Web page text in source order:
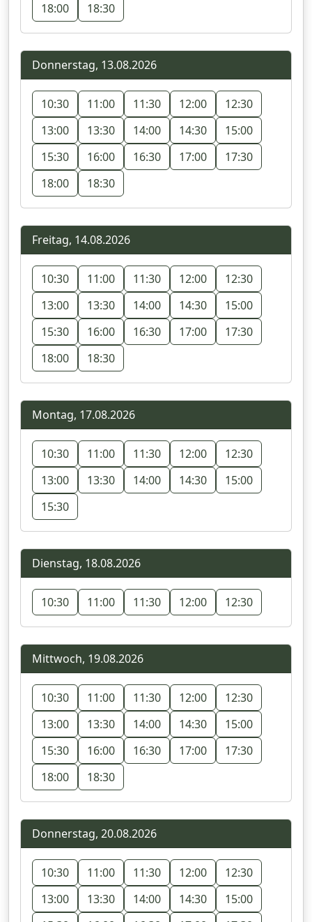
18:00
18:30
Donnerstag, 13.08.2026
10:30 11:00 11:30 12:00
12:30
13:00
13:30 14:00 14:30
15:00
15:30
16:00 16:30 17:00
17:30
18:00
18:30
Freitag, 14.08.2026
10:30 11:00 11:30 12:00
12:30
13:00
13:30 14:00 14:30
15:00
15:30
16:00 16:30 17:00
17:30
18:00
18:30
Montag, 17.08.2026
10:30 11:00 11:30 12:00
12:30
13:00
13:30 14:00 14:30
15:00
15:30
Dienstag, 18.08.2026
10:30 11:00 11:30 12:00 12:30
Mittwoch, 19.08.2026
10:30 11:00 11:30 12:00
12:30
13:00
13:30 14:00 14:30
15:00
15:30
16:00 16:30 17:00
17:30
18:00
18:30
Donnerstag, 20.08.2026
10:30 11:00 11:30 12:00
12:30
13:00
13:30 14:00 14:30
15:00